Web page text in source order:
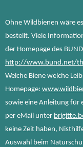
Ohne Wildbienen wäre
bestellt. Viele
der Homepage des
http://www.bund.net/
Welche Biene welche
Homepage:
sowie eine Anleitung für
per eMail unter
keine Zeit haben,
Auswahl beim